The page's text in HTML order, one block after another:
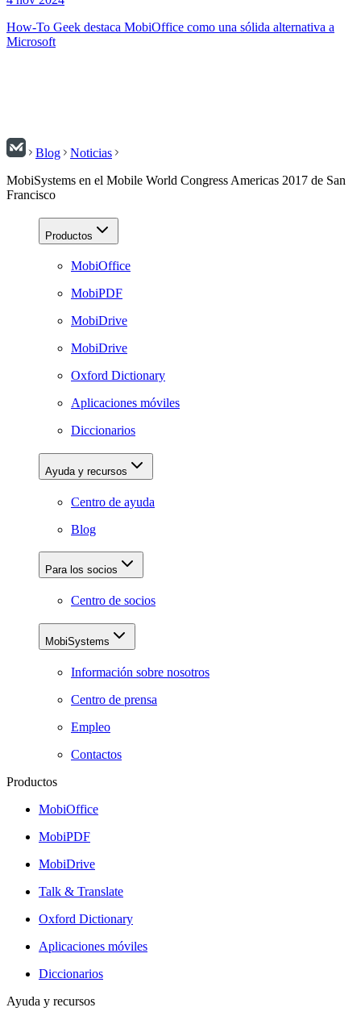
How-To Geek destaca MobiOffice como una sólida alternativa a
Microsoft
Blog
Noticias
MobiSystems en el Mobile World Congress Americas 2017 de San
Francisco
Productos
MobiOffice
MobiPDF
MobiDrive
MobiDrive
Oxford Dictionary
Aplicaciones móviles
Diccionarios
Ayuda y recursos
Centro de ayuda
Blog
Para los socios
Centro de socios
MobiSystems
Información sobre nosotros
Centro de prensa
Empleo
Contactos
Productos
MobiOffice
MobiPDF
MobiDrive
Talk & Translate
Oxford Dictionary
Aplicaciones móviles
Diccionarios
Ayuda y recursos